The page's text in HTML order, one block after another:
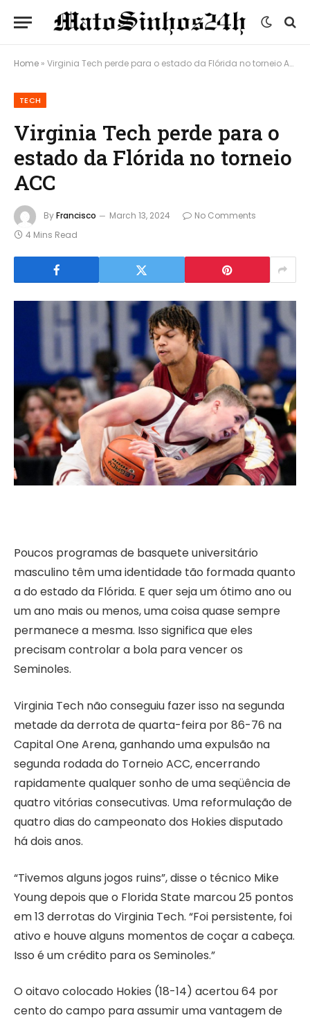
Home » Virginia Tech perde para o estado da Flórida no torneio ACC
TECH
Virginia Tech perde para o
estado da Flórida no torneio
ACC
ByFrancisco March 13, 2024
No Comments
4 Mins Read
Poucos programas de basquete universitário
masculino têm uma identidade tão formada quanto
a do estado da Flórida. E quer seja um ótimo ano ou
um ano mais ou menos, uma coisa quase sempre
permanece a mesma. Isso significa que eles
precisam controlar a bola para vencer os
Seminoles.
Virginia Tech não conseguiu fazer isso na segunda
metade da derrota de quarta-feira por 86-76 na
Capital One Arena, ganhando uma expulsão na
segunda rodada do Torneio ACC, encerrando
rapidamente qualquer sonho de uma seqüência de
quatro vitórias consecutivas. Uma reformulação de
quatro dias do campeonato dos Hokies disputado
há dois anos.
“Tivemos alguns jogos ruins”, disse o técnico Mike
Young depois que o Florida State marcou 25 pontos
em 13 derrotas do Virginia Tech. “Foi persistente, foi
ativo e houve alguns momentos de coçar a cabeça.
Isso é um crédito para os Seminoles.”
O oitavo colocado Hokies (18-14) acertou 64 por
cento do campo para assumir uma vantagem de